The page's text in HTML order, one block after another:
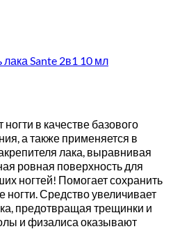
Sante 2в1 10 мл
в качестве базового
а также применяется в
лака, выравнивая
ровная поверхность для
ногтей! Помогает сохранить
Средство увеличивает
предотвращая трещинки и
и физалиса оказывают